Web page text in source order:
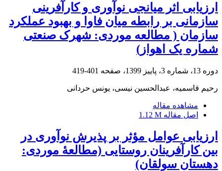
ارزیابی اثر میانجی نوآوری و کارآفرینی
سازمانی بر رابطه میان فاوا و بهبود عملکرد
سازمان ( مطالعه موردی: شهرک صنعتی
شماره یک اهواز)
دوره 13، شماره 3، پاییز 1399، صفحه 401-419
رحیم قاسمیه، عبدالحسین نیسی، یونس حردانی
مشاهده مقاله
اصل مقاله 1.12 M
ارزیابی عوامل مؤثر بر پذیرش نوآوری در
بین کارآفرینان روستایی (مطالعۀ موردی:
دهستان سولقان)